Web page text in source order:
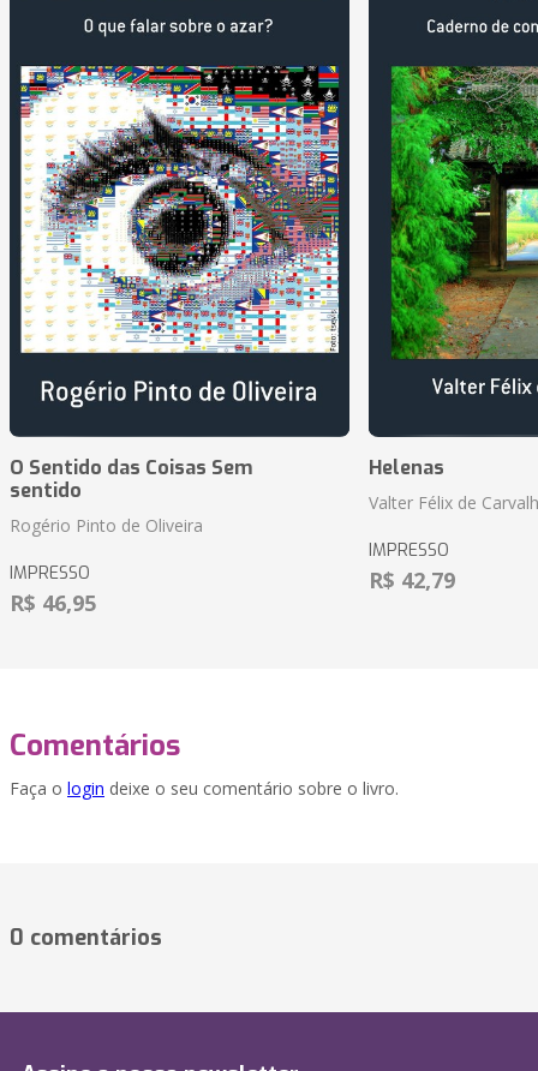
O Sentido das Coisas Sem
sentido
Rogério Pinto de Oliveira
IMPRESSO
R$ 46,95
Helenas
Valter Félix de
IMPRESSO
R$ 42,79
Comentários
Faça o login deixe o seu comentário sobre o livro.
0 comentários